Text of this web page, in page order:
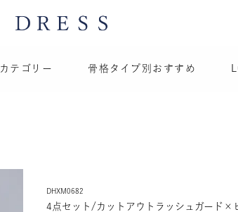
カテゴリー 骨格タイプ別おすすめ
DHXM0682
4点セット/カットアウトラッシュガード×